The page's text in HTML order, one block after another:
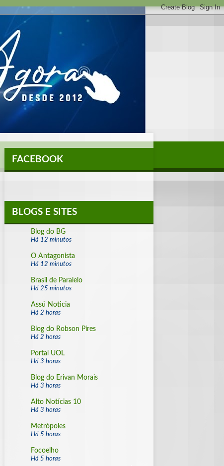
FACEBOOK
BLOGS E SITES
Blog do BG
Há 12 minutos
O Antagonista
Há 12 minutos
Brasil de Paralelo
Há 25 minutos
Assú Noticia
Há 2 horas
Blog do Robson Pires
Há 2 horas
Portal UOL
Há 3 horas
Blog do Erivan Morais
Há 3 horas
Alto Notícias 10
Há 3 horas
Metrópoles
Há 5 horas
Focoelho
Há 5 horas